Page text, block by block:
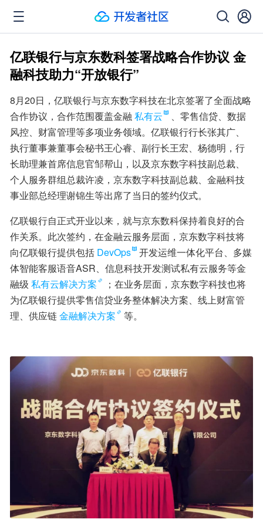
亿联银行与京东数科签署战略合作协议 金
融科技助力“开放银行”
8月20日，亿联银行与京东数字科技在北京签署了全面战略
合作协议，合作范围覆盖金融 私有云
、零售信贷、数据
风控、财富管理等多项业务领域。亿联银行行长张其广、
执行董事兼董事会秘书王心睿、副行长王宏、杨德明，行
长助理兼首席信息官邹帮山，以及京东数字科技副总裁、
个人服务群组总裁许凌，京东数字科技副总裁、金融科技
事业部总经理谢锦生等出席了当日的签约仪式。
亿联银行自正式开业以来，就与京东数科保持着良好的合
作关系。此次签约，在金融云服务层面，京东数字科技将
向亿联银行提供包括 DevOps
开发运维一体化平台、多媒
体智能客服语音ASR、信息科技开发测试私有云服务等金
融级 私有云解决方案
；在业务层面，京东数字科技也将
为亿联银行提供零售信贷业务整体解决方案、线上财富管
理、供应链金融解决方案 等。